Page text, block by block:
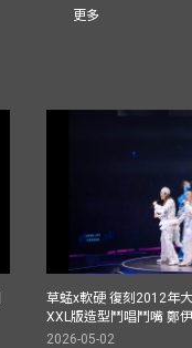
更多
草蜢x軟硬 復刻2012年
XXL版造型鬥唱鬥嘴 鄭
2026-05-02